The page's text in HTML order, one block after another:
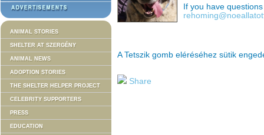
ANIMAL STORIES
SHELTER AT SZERGÉNY
ANIMAL NEWS
ADOPTION STORIES
THE SHELTER HELPER PROJECT
CELEBRITY SUPPORTERS
PRESS
EDUCATION
If you have
A Tetszik gomb eléréséhez sütik
Share